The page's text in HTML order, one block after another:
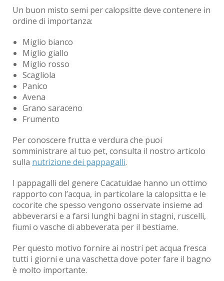
Un buon misto semi per calopsitte deve contenere in
ordine di importanza:
Miglio bianco
Miglio giallo
Miglio rosso
Scagliola
Panico
Avena
Grano saraceno
Frumento
Per conoscere frutta e verdura che puoi
somministrare al tuo pet, consulta il nostro articolo
sulla nutrizione dei pappagalli.
I pappagalli del genere Cacatuidae hanno un ottimo
rapporto con l’acqua, in particolare la calopsitta e le
cocorite che spesso vengono osservate insieme ad
abbeverarsi e a farsi lunghi bagni in stagni, ruscelli,
fiumi o vasche di abbeverata per il bestiame.
Per questo motivo fornire ai nostri pet acqua fresca
tutti i giorni e una vaschetta dove poter fare il bagno
è molto importante.